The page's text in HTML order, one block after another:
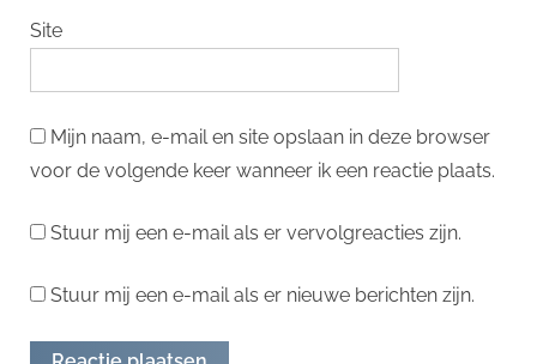
Site
Mijn naam, e-mail en site opslaan in deze browser
voor de volgende keer wanneer ik een reactie plaats.
Stuur mij een e-mail als er vervolgreacties zijn.
Stuur mij een e-mail als er nieuwe berichten zijn.